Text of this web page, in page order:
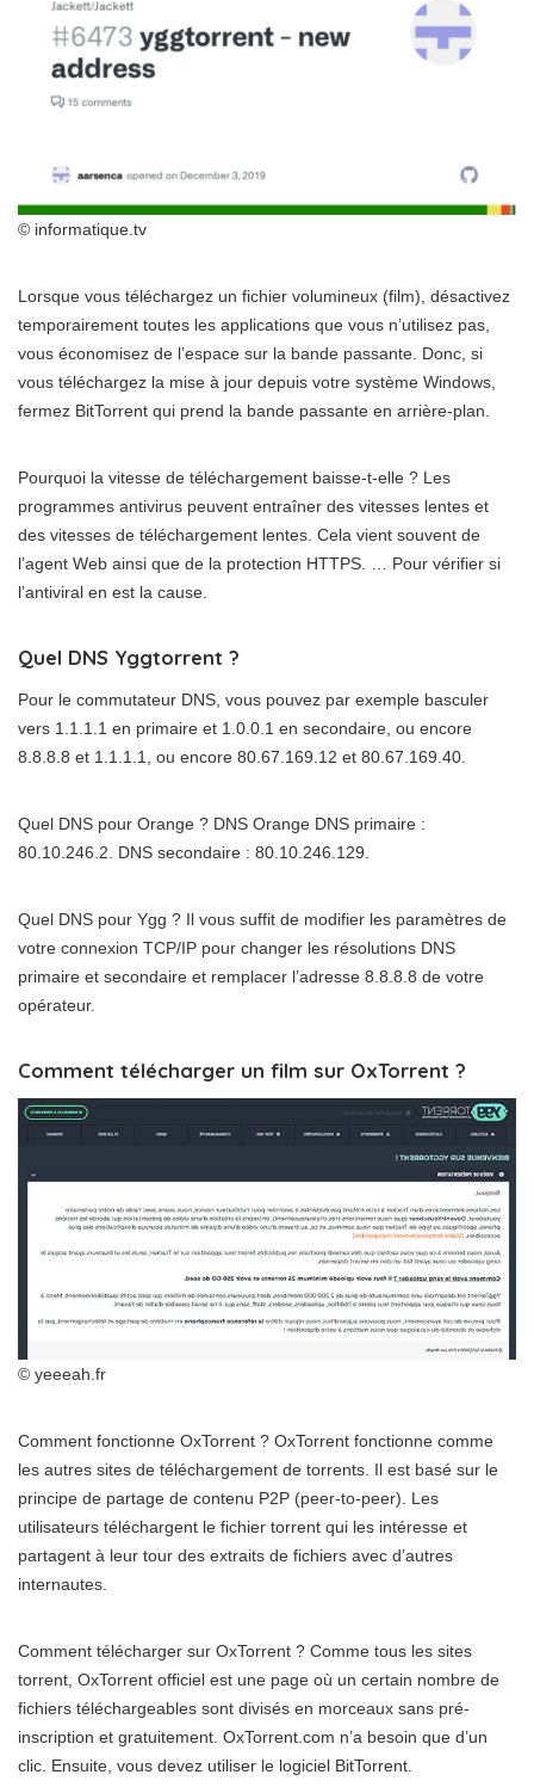
© informatique.tv
Lorsque vous téléchargez un fichier volumineux (film), désactivez
temporairement toutes les applications que vous n’utilisez pas,
vous économisez de l’espace sur la bande passante. Donc, si
vous téléchargez la mise à jour depuis votre système Windows,
fermez BitTorrent qui prend la bande passante en arrière-plan.
Pourquoi la vitesse de téléchargement baisse-t-elle ? Les
programmes antivirus peuvent entraîner des vitesses lentes et
des vitesses de téléchargement lentes. Cela vient souvent de
l’agent Web ainsi que de la protection HTTPS. … Pour vérifier si
l’antiviral en est la cause.
Quel DNS Yggtorrent ?
Pour le commutateur DNS, vous pouvez par exemple basculer
vers 1.1.1.1 en primaire et 1.0.0.1 en secondaire, ou encore
8.8.8.8 et 1.1.1.1, ou encore 80.67.169.12 et 80.67.169.40.
Quel DNS pour Orange ? DNS Orange DNS primaire :
80.10.246.2. DNS secondaire : 80.10.246.129.
Quel DNS pour Ygg ? Il vous suffit de modifier les paramètres de
votre connexion TCP/IP pour changer les résolutions DNS
primaire et secondaire et remplacer l’adresse 8.8.8.8 de votre
opérateur.
Comment télécharger un film sur OxTorrent ?
© yeeeah.fr
Comment fonctionne OxTorrent ? OxTorrent fonctionne comme
les autres sites de téléchargement de torrents. Il est basé sur le
principe de partage de contenu P2P (peer-to-peer). Les
utilisateurs téléchargent le fichier torrent qui les intéresse et
partagent à leur tour des extraits de fichiers avec d’autres
internautes.
Comment télécharger sur OxTorrent ? Comme tous les sites
torrent, OxTorrent officiel est une page où un certain nombre de
fichiers téléchargeables sont divisés en morceaux sans pré-
inscription et gratuitement. OxTorrent.com n’a besoin que d’un
clic. Ensuite, vous devez utiliser le logiciel BitTorrent.